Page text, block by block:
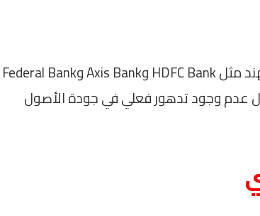
من جانبها، اتخذت مجموعة من البنوك في الهند مثل HDFC Bank وAxis Bank وFederal Bank
عدم وجود تدهور فعلي في جودة الأصول